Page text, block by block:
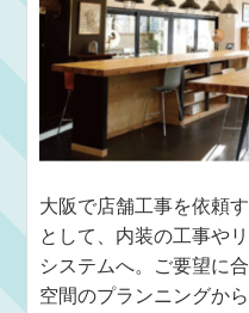
大阪で店舗工事を依頼
として、内装の工事や
システムへ。ご要望に
空間のプランニングか